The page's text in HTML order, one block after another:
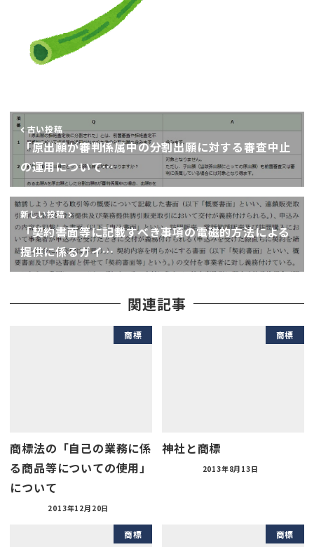
古い投稿
「原出願が審判係属中の分割出願に対する審査中止
の運用について…
新しい投稿
「契約書面等に記載すべき事項の電磁的方法による
提供に係るガイ…
関連記事
商標
商標法の「自己の業務に係
る商品等についての使用」
について
2013年12月20日
商標
神社と商標
2013年8月13日
商標 商標